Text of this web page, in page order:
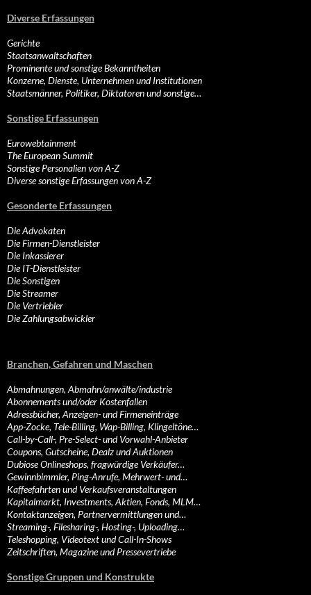
Diverse Erfassungen
Gerichte
Staatsanwaltschaften
Prominente und sonstige Bekanntheiten
Konzerne, Dienste, Unternehmen und Institutionen
Staatsmänner, Politiker, Diktatoren und sonstige…
Sonstige Erfassungen
Eurowebtainment
The European Summit
Sonstige Personalien von A-Z
Diverse sonstige Erfassungen von A-Z
Gesonderte Erfassungen
Die Advokaten
Die Firmen-Dienstleister
Die Inkassierer
Die IT-Dienstleister
Die Sonstigen
Die Streamer
Die Vertriebler
Die Zahlungsabwickler
Branchen, Gefahren und Maschen
Abmahnungen, Abmahn/anwälte/industrie
Abonnements und/oder Kostenfallen
Adressbücher, Anzeigen- und Firmeneinträge
App-Zocke, Tele-Billing, Wap-Billing, Klingeltöne…
Call-by-Call-, Pre-Select- und Vorwahl-Anbieter
Coupons, Gutscheine, Dealz und Auktionen
Dubiose Onlineshops, fragwürdige Verkäufer…
Gewinnbimmler, Ping-Anrufe, Mehrwert- und…
Kaffeefahrten und Verkaufsveranstaltungen
Kapitalmarkt, Investments, Aktien, Fonds, MLM…
Kontaktanzeigen, Partnervermittlungen und…
Streaming-, Filesharing-, Hosting-, Uploading…
Teleshopping, Videotext und Call-In-Shows
Zeitschriften, Magazine und Pressevertriebe
Sonstige Gruppen und Konstrukte